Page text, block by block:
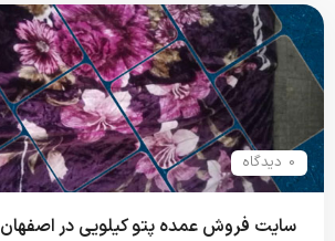
0 دیدگاه
سایت فروش عمده پتو کیلویی در اصفهان